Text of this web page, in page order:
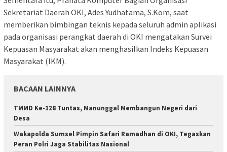
Sekretariat Daerah OKI, Ades Yudhatama, S.Kom, saat
memberikan bimbingan teknis kepada seluruh admin aplikasi
pada organisasi perangkat daerah di OKI mengatakan Survei
Kepuasan Masyarakat akan menghasilkan Indeks Kepuasan
Masyarakat (IKM).
BACAAN LAINNYA
TMMD Ke-128 Tuntas, Manunggal Membangun Negeri dari
Desa
Wakapolda Sumsel Pimpin Safari Ramadhan di OKI, Tegaskan
Peran Polri Jaga Stabilitas Nasional